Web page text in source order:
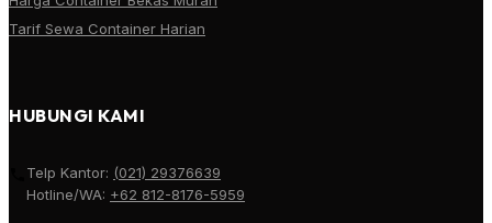
Tarif Sewa Container Harian
HUBUNGI KAMI
Telp Kantor: (021) 29376639
Hotline/WA: +62 812-8176-5959